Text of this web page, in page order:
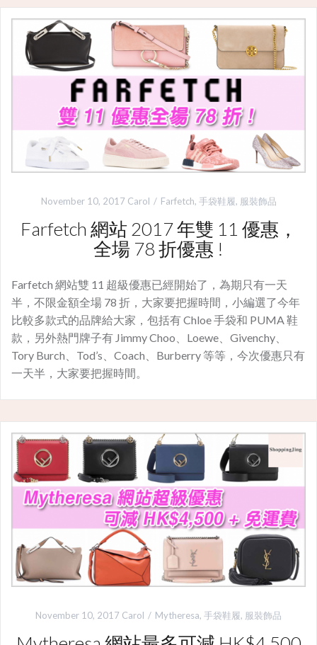
November 10, 2017 Carol Farfetch, 手袋鞋履, 服裝飾品
Farfetch 網站 2017 年雙 11 優惠，
全場 78 折優惠 !
Farfetch 網站雙 11 超級優惠已經開始了，為期只有一天
半，不限金額全場 78 折，大家要把握時間，小編選了今年
比較多款式的品牌給大家，包括有 Chloe 手袋和 PUMA 鞋
款，另外熱門牌子有 Jimmy Choo、Loewe、Givenchy、
Tory Burch、Tod’s、Coach、Burberry 等等，今次優惠只有
一天半，大家要把握時間。
November 10, 2017 Carol Mytheresa, 手袋鞋履, 服裝飾品